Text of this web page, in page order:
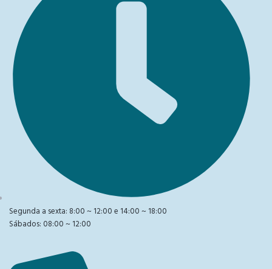
Segunda a sexta: 8:00 ~ 12:00 e 14:00 ~ 18:00
Sábados: 08:00 ~ 12:00